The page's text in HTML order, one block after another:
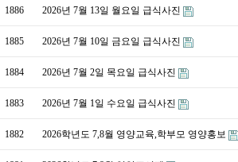
1886 2026년 7월 13일 월요일 급식사진
1885 2026년 7월 10일 금요일 급식사진
1884 2026년 7월 2일 목요일 급식사진
1883 2026년 7월 1일 수요일 급식사진
1882 2026학년도 7,8월 영양교육,학부모 영양홍보